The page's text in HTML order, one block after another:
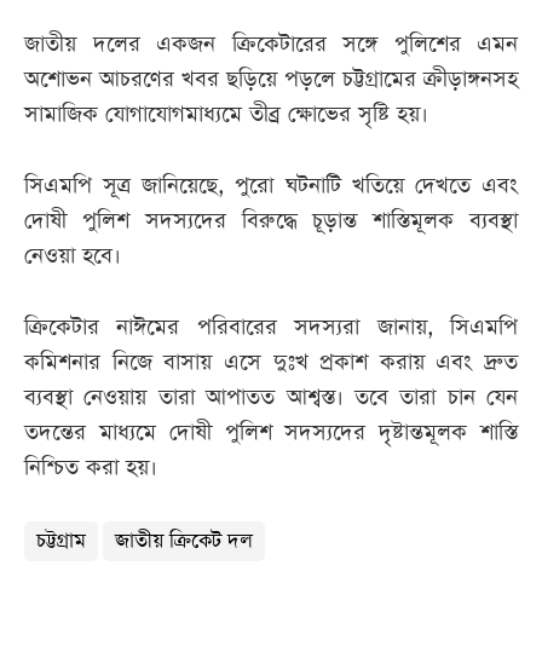
জাতীয় দলের একজন ক্রিকেটারের সঙ্গে পুলিশের এমন
অশোভন আচরণের খবর ছড়িয়ে পড়লে চট্টগ্রামের ক্রীড়াঙ্গনসহ
সামাজিক যোগাযোগমাধ্যমে তীব্র ক্ষোভের সৃষ্টি হয়।
সিএমপি সূত্র জানিয়েছে, পুরো ঘটনাটি খতিয়ে দেখতে এবং
দোষী পুলিশ সদস্যদের বিরুদ্ধে চূড়ান্ত শাস্তিমূলক ব্যবস্থা
নেওয়া হবে।
ক্রিকেটার নাঈমের পরিবারের সদস্যরা জানায়, সিএমপি
কমিশনার নিজে বাসায় এসে দুঃখ প্রকাশ করায় এবং দ্রুত
ব্যবস্থা নেওয়ায় তারা আপাতত আশ্বস্ত। তবে তারা চান যেন
তদন্তের মাধ্যমে দোষী পুলিশ সদস্যদের দৃষ্টান্তমূলক শাস্তি
নিশ্চিত করা হয়।
চট্টগ্রাম জাতীয় ক্রিকেট দল